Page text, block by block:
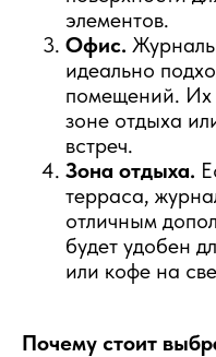
элементов.
Офис.
идеально
помещений. Их
зоне отдыха
встреч.
Зона отдыха.
терраса,
отличным
будет удобен
или кофе на
Почему стоит